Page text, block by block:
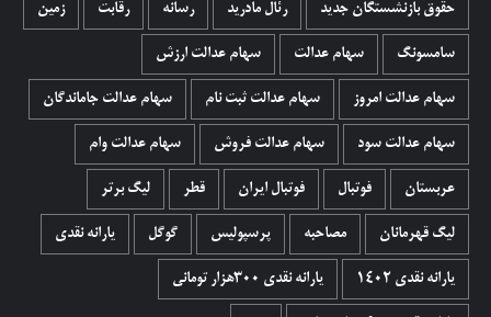
حقوق بازنشستگان جدید رئال مادرید رسانه رقابت زمین
سامسونگ سهام عدالت سهام عدالت ارزش
سهام عدالت امروز سهام عدالت ثبت نام سهام عدالت جاماندگان
سهام عدالت سود سهام عدالت فروش سهام عدالت وام
عربستان فوتبال فوتبال ایران قطر لیگ برتر
لیگ قهرمانان مصاحبه پرسپولیس گوگل یارانه نقدی
یارانه نقدی 1402 یارانه نقدی ۳۰۰هزار تومانی